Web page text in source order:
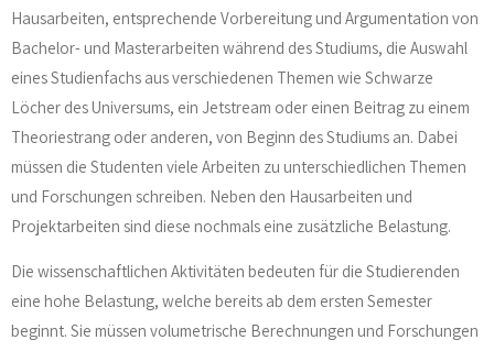
Hausarbeiten, entsprechende Vorbereitung und Argumentation von
Bachelor- und Masterarbeiten während des Studiums, die Auswahl
eines Studienfachs aus verschiedenen Themen wie Schwarze
Löcher des Universums, ein Jetstream oder einen Beitrag zu einem
Theoriestrang oder anderen, von Beginn des Studiums an. Dabei
müssen die Studenten viele Arbeiten zu unterschiedlichen Themen
und Forschungen schreiben. Neben den Hausarbeiten und
Projektarbeiten sind diese nochmals eine zusätzliche Belastung.
Die wissenschaftlichen Aktivitäten bedeuten für die Studierenden
eine hohe Belastung, welche bereits ab dem ersten Semester
beginnt. Sie müssen volumetrische Berechnungen und Forschungen